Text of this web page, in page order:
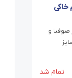
خاکی
صوفیا و
تمام شد